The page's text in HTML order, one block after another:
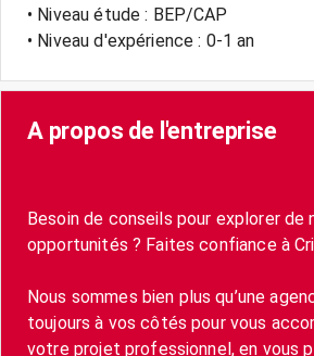
• Niveau étude : BEP/CAP
• Niveau d'expérience : 0-1 an
A propos de l'entreprise
Besoin de conseils pour explorer de
opportunités ? Faites confiance à
Nous sommes bien plus qu’une
toujours à vos côtés pour vous
votre projet professionnel, en vous